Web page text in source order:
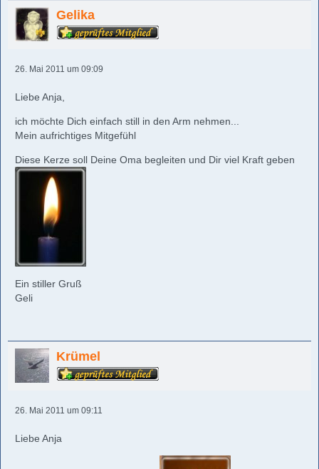
Gelika
26. Mai 2011 um 09:09
Liebe Anja,
ich möchte Dich einfach still in den Arm nehmen...
Mein aufrichtiges Mitgefühl
Diese Kerze soll Deine Oma begleiten und Dir viel Kraft geben
Ein stiller Gruß
Geli
Krümel
26. Mai 2011 um 09:11
Liebe Anja